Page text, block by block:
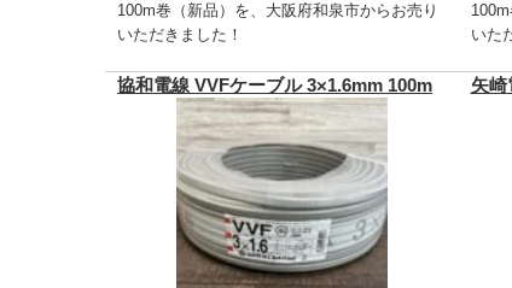
100m巻（新品）を、大阪府和泉市からお売り
いただきました！
いた
協和電線 VVFケーブル 3×1.6mm 100m 矢崎